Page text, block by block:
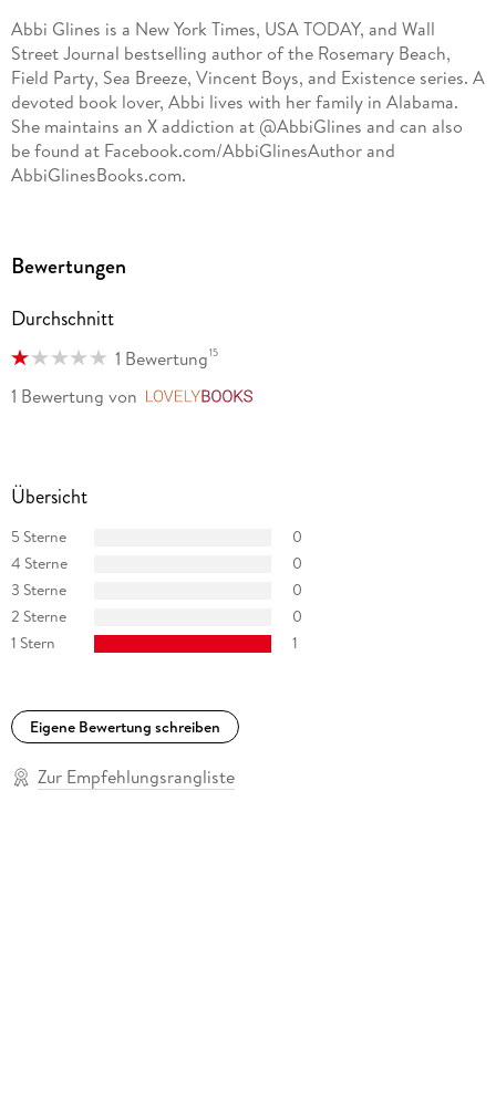
Abbi Glines is a New York Times, USA TODAY, and Wall
Street Journal bestselling author of the Rosemary Beach,
Field Party, Sea Breeze, Vincent Boys, and Existence series. A
devoted book lover, Abbi lives with her family in Alabama.
She maintains an X addiction at @AbbiGlines and can also
be found at Facebook.com/AbbiGlinesAuthor and
AbbiGlinesBooks.com.
Bewertungen
Durchschnitt
1 Bewertung15
1 Bewertung von
Übersicht
5 Sterne
0
4 Sterne
0
3 Sterne
0
2 Sterne
0
1 Stern
1
Eigene Bewertung schreiben
Zur Empfehlungsrangliste